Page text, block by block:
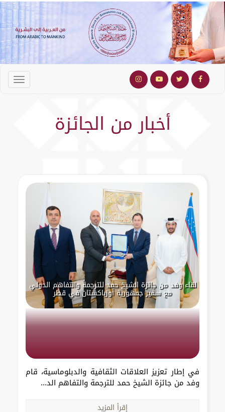
أخبار من الجائزة
لقاء وفد من جائزة الشيخ حمد للترجمة والتفاهم الدولي
مع سفير جمهورية أوزباكستان في قطر
في إطار تعزيز العلاقات الثقافية والدبلوماسية، قام
وفد من جائزة الشيخ حمد للترجمة والتفاهم الد...
إقرأ المزيد